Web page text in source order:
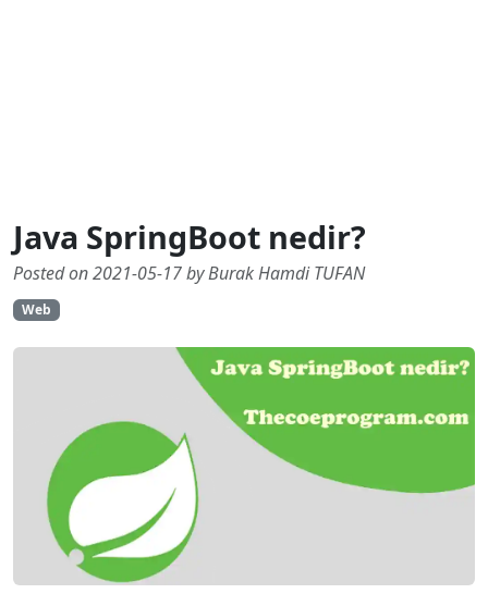
Java SpringBoot nedir?
Posted on 2021-05-17 by Burak Hamdi TUFAN
Web